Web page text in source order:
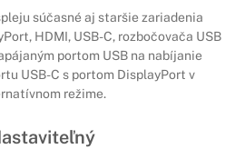
súčasné aj staršie zariadenia
HDMI, USB-C, rozbočovača USB
portom USB na nabíjanie
USB-C s portom DisplayPort v
režime.